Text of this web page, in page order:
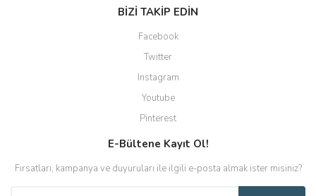
BİZİ TAKİP EDİN
Facebook
Twitter
Instagram
Youtube
Pinterest
E-Bültene Kayıt Ol!
Fırsatları, kampanya ve duyuruları ile ilgili e-posta almak ister misiniz?